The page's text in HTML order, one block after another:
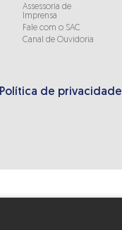
Assessoria de
Imprensa
Fale com o SAC
Canal de Ouvidoria
Política de privacidade